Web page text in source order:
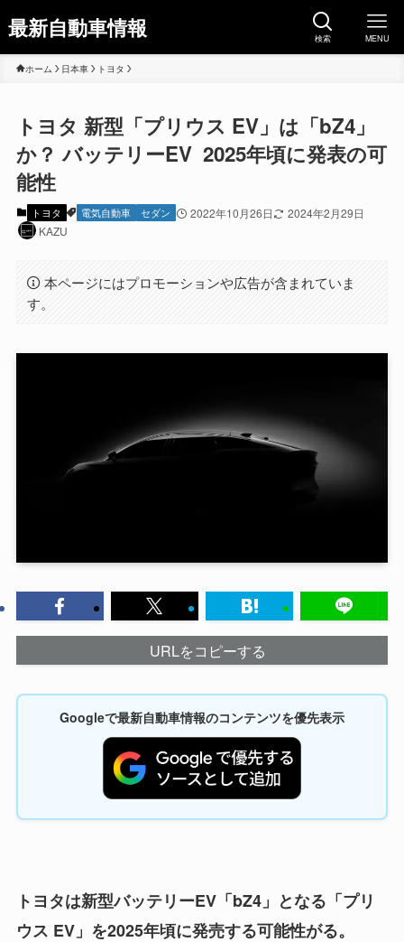
最新自動車情報 検索 MENU
ホーム 日本車 トヨタ
トヨタ 新型「プリウス EV」は「bZ4」
か？ バッテリーEV 2025年頃に発表の可
能性
トヨタ 電気自動車 セダン 2022年10月26日
2024年2月29日
KAZU
本ページにはプロモーションや広告が含まれていま
す。
URLをコピーする
Googleで最新自動車情報のコンテンツを優先表示
トヨタは新型バッテリーEV「bZ4」となる「プリ
ウス EV」を2025年頃に発売する可能性がる。